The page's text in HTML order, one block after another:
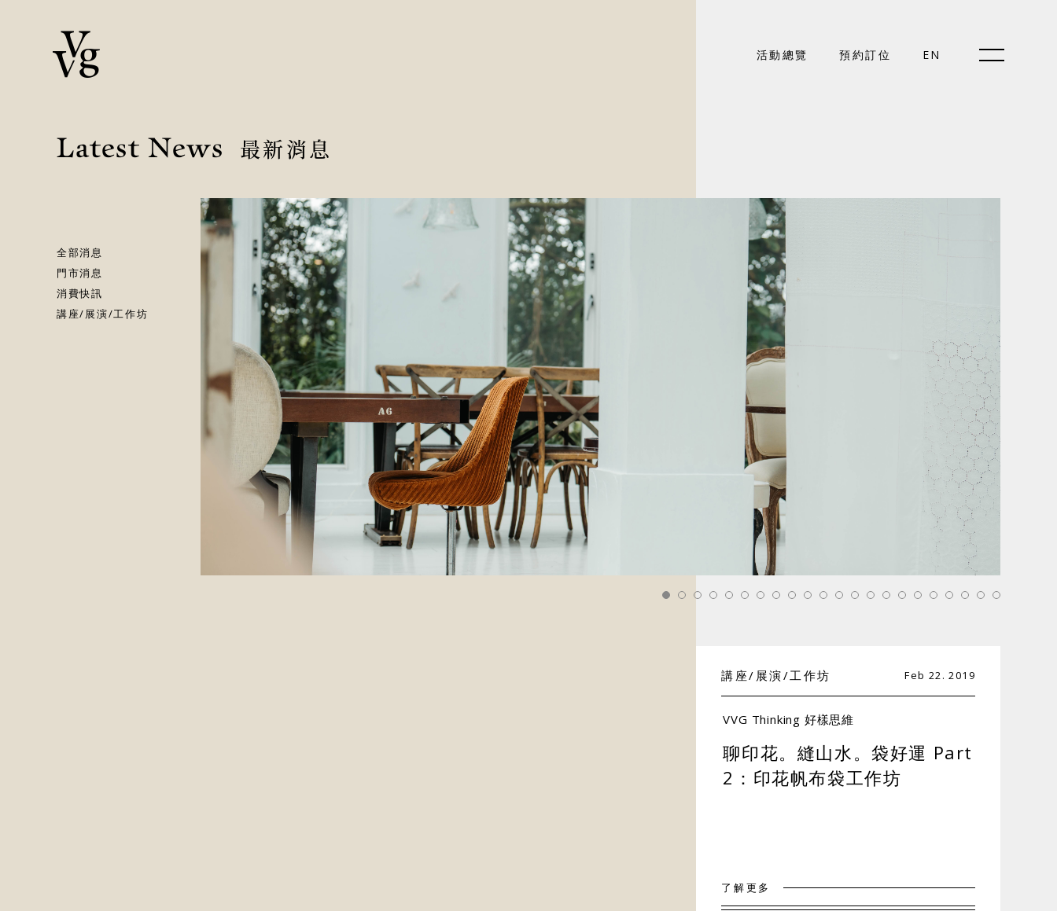
活動總覽 預約訂位 EN
預約訂位 EN
關於好樣
好樣專欄
聯絡我們
Latest News 最新消息
全部消息
門市消息
消費快訊
講座/展演/工作坊
講座/展演/工作坊 Feb 22. 2019
VVG Thinking 好樣思維
聊印花。縫山水。袋好運 Part
2：印花帆布袋工作坊
了解更多